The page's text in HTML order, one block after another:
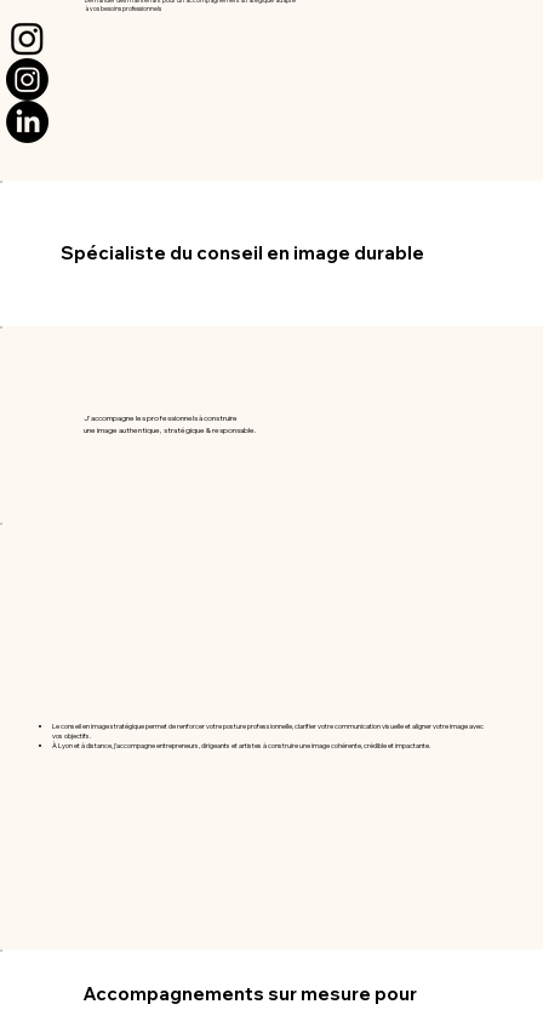
à vos besoins professionnels
Spécialiste du conseil en image durable
J'accompagne les professionnels à construire
une image authentique, stratégique & responsable.
Le conseil en image stratégique permet de renforcer votre posture professionnelle, clarifier votre communication visuelle et aligner votre image avec
vos objectifs.
À Lyon et à distance, j’accompagne entrepreneurs, dirigeants et artistes à construire une image cohérente, crédible et impactante.
Accompagnements sur mesure pour